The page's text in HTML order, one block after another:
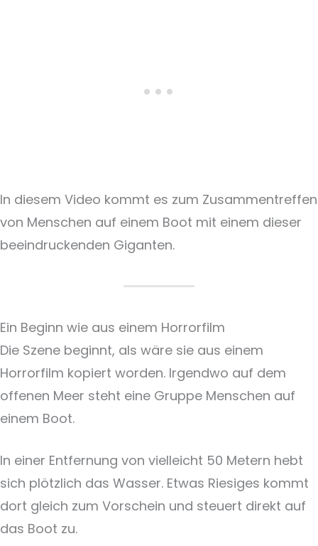
In diesem Video kommt es zum Zusammentreffen
von Menschen auf einem Boot mit einem dieser
beeindruckenden Giganten.
Ein Beginn wie aus einem Horrorfilm
Die Szene beginnt, als wäre sie aus einem
Horrorfilm kopiert worden. Irgendwo auf dem
offenen Meer steht eine Gruppe Menschen auf
einem Boot.
In einer Entfernung von vielleicht 50 Metern hebt
sich plötzlich das Wasser. Etwas Riesiges kommt
dort gleich zum Vorschein und steuert direkt auf
das Boot zu.